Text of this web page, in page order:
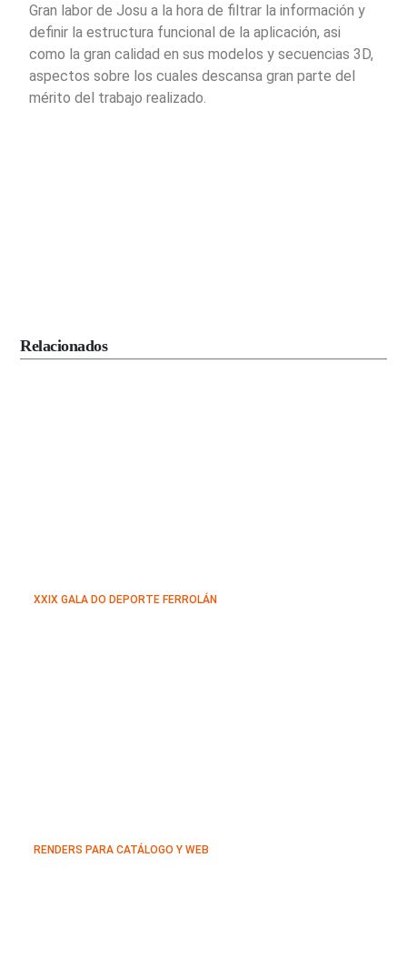
Gran labor de Josu a la hora de filtrar la información y
definir la estructura funcional de la aplicación, asi
como la gran calidad en sus modelos y secuencias 3D,
aspectos sobre los cuales descansa gran parte del
mérito del trabajo realizado.
Relacionados
XXIX GALA DO DEPORTE FERROLÁN
RENDERS PARA CATÁLOGO Y WEB